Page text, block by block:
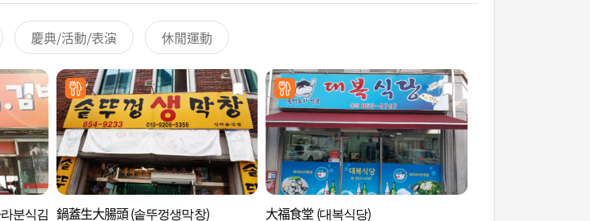
慶典/活動/表演 休閒運動
분식김 鍋蓋生大腸頭 (솥뚜껑생막창) 大福食堂 (대복식당)